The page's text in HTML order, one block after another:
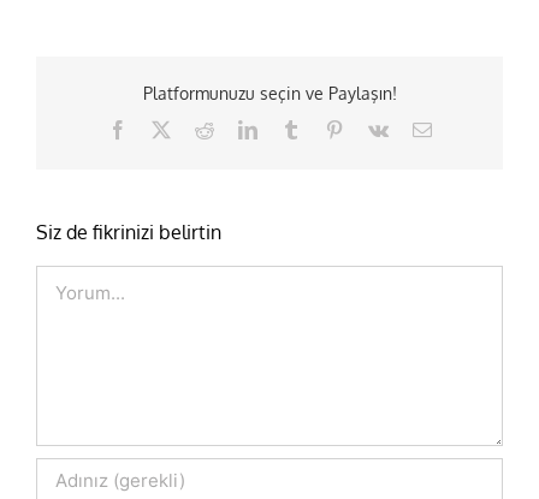
Platformunuzu seçin ve Paylaşın!
Facebook RedditLinkedInTumblr Pinterest
Vk
E-
Siz de fikrinizi belirtin